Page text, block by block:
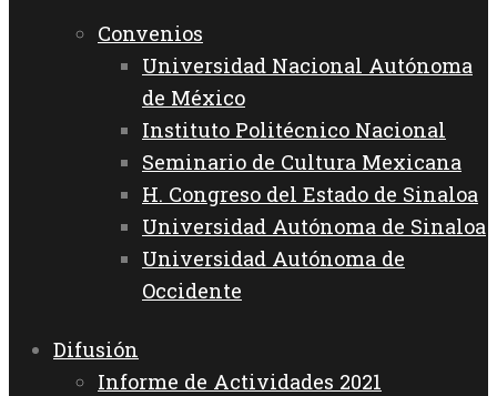
Convenios
Universidad Nacional Autónoma
de México
Instituto Politécnico Nacional
Seminario de Cultura Mexicana
H. Congreso del Estado de Sinaloa
Universidad Autónoma de Sinaloa
Universidad Autónoma de
Occidente
Difusión
Informe de Actividades 2021